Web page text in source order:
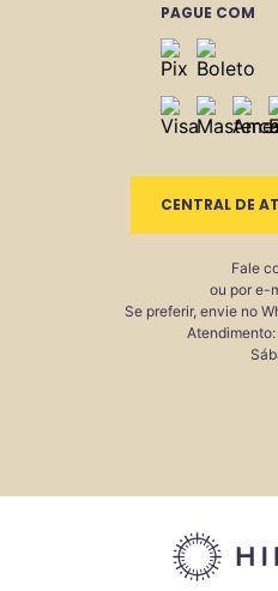
PAGUE COM
CENTRAL DE
Fale
ou por e-
Se preferir, envie no
Atendimento: